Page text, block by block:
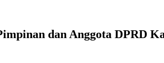
dan Anggota DPRD